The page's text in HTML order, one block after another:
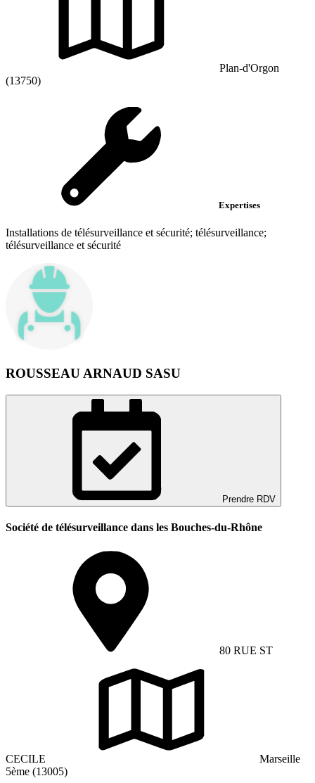
Plan-d'Orgon
(13750)
Expertises
Installations de télésurveillance et sécurité; télésurveillance;
télésurveillance et sécurité
ROUSSEAU ARNAUD SASU
Prendre RDV
Société de télésurveillance dans les Bouches-du-Rhône
80 RUE ST
CECILE
Marseille
5ème (13005)